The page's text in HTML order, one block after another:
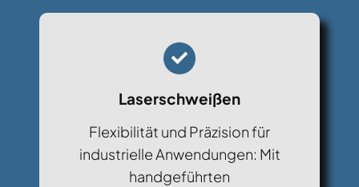
Laserschweißen
Flexibilität und Präzision für
industrielle Anwendungen: Mit
handgeführten